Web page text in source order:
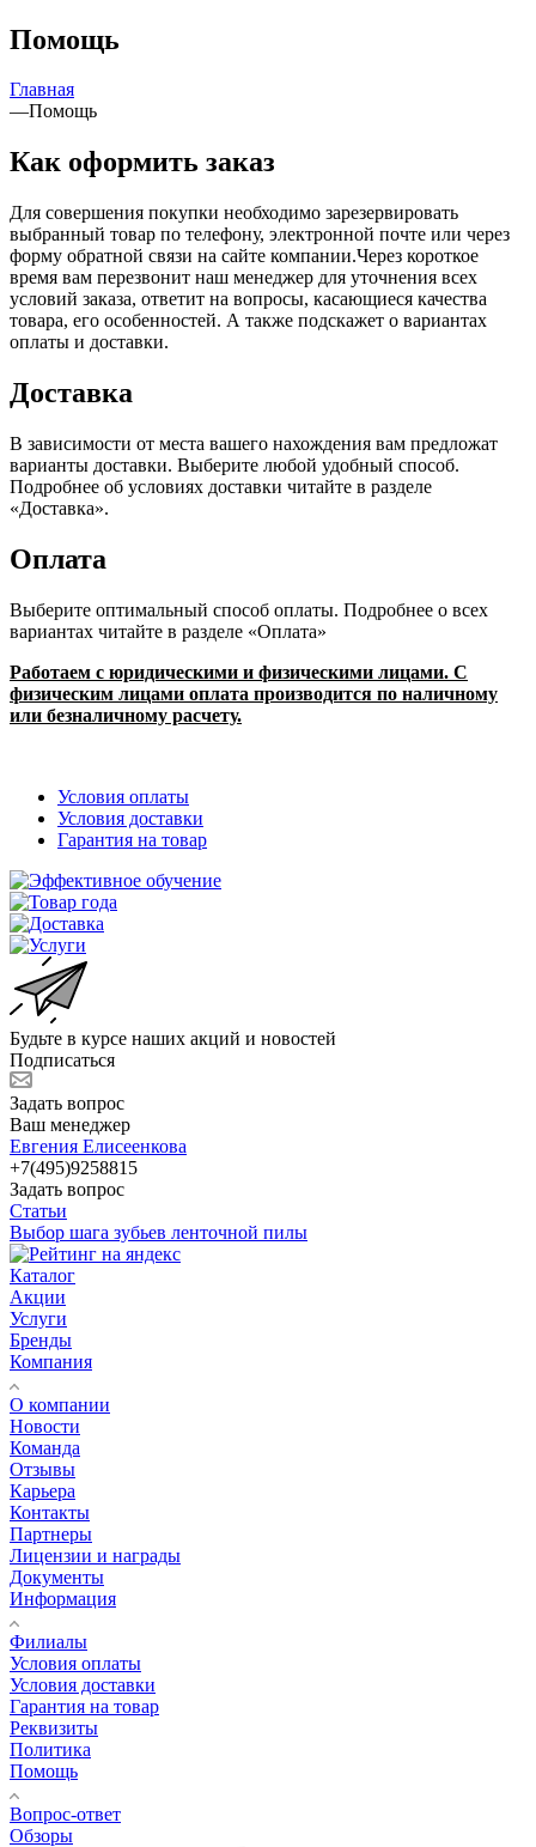
Помощь
Главная
—Помощь
Как оформить заказ
Для совершения покупки необходимо зарезервировать
выбранный товар по телефону, электронной почте или через
форму обратной связи на сайте компании.Через короткое
время вам перезвонит наш менеджер для уточнения всех
условий заказа, ответит на вопросы, касающиеся качества
товара, его особенностей. А также подскажет о вариантах
оплаты и доставки.
Доставка
В зависимости от места вашего нахождения вам предложат
варианты доставки. Выберите любой удобный способ.
Подробнее об условиях доставки читайте в разделе
«Доставка».
Оплата
Выберите оптимальный способ оплаты. Подробнее о всех
вариантах читайте в разделе «Оплата»
Работаем с юридическими и физическими лицами. С
физическим лицами оплата производится по наличному
или безналичному расчету.
Условия оплаты
Условия доставки
Гарантия на товар
Будьте в курсе наших акций и новостей
Подписаться
Задать вопрос
Ваш менеджер
Евгения Елисеенкова
+7(495)9258815
Задать вопрос
Статьи
Выбор шага зубьев ленточной пилы
Каталог
Акции
Услуги
Бренды
Компания
О компании
Новости
Команда
Отзывы
Карьера
Контакты
Партнеры
Лицензии и награды
Документы
Информация
Филиалы
Условия оплаты
Условия доставки
Гарантия на товар
Реквизиты
Политика
Помощь
Вопрос-ответ
Обзоры